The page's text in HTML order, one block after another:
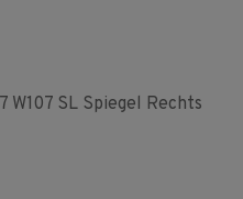
W107 SL Spiegel Rechts